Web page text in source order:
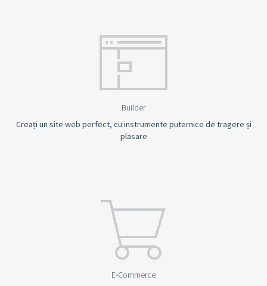
Builder
Creați un site web perfect, cu instrumente puternice de tragere și
plasare
E-Commerce